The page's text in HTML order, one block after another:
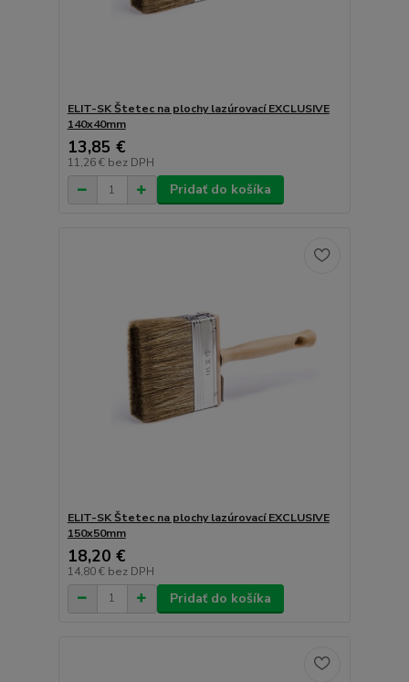
ELIT-SK Štetec na plochy lazúrovací EXCLUSIVE
140x40mm
13,85 €
11,26 € bez DPH
Pridať do košíka
ELIT-SK Štetec na plochy lazúrovací EXCLUSIVE
150x50mm
18,20 €
14,80 € bez DPH
Pridať do košíka